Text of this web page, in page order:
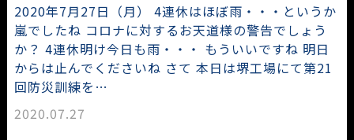
2020年7月27日（月） 4連休はほぼ雨・・・というか
嵐でしたね コロナに対するお天道様の警告でしょう
か？ 4連休明け今日も雨・・・ もういいですね 明日
からは止んでくださいね さて 本日は堺工場にて第21
回防災訓練を…
2020.07.27